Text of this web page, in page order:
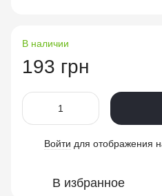
В наличии
193 грн
Войти для отображения
В избранное